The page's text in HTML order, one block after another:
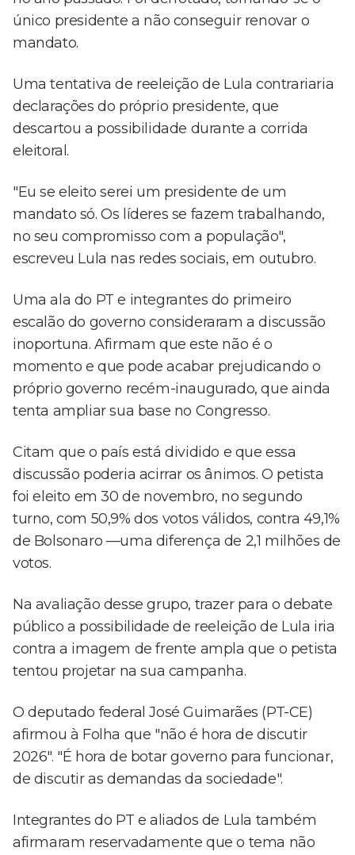
único presidente a não conseguir renovar o
mandato.
Uma tentativa de reeleição de Lula contrariaria
declarações do próprio presidente, que
descartou a possibilidade durante a corrida
eleitoral.
"Eu se eleito serei um presidente de um
mandato só. Os líderes se fazem trabalhando,
no seu compromisso com a população",
escreveu Lula nas redes sociais, em outubro.
Uma ala do PT e integrantes do primeiro
escalão do governo consideraram a discussão
inoportuna. Afirmam que este não é o
momento e que pode acabar prejudicando o
próprio governo recém-inaugurado, que ainda
tenta ampliar sua base no Congresso.
Citam que o país está dividido e que essa
discussão poderia acirrar os ânimos. O petista
foi eleito em 30 de novembro, no segundo
turno, com 50,9% dos votos válidos, contra 49,1%
de Bolsonaro —uma diferença de 2,1 milhões de
votos.
Na avaliação desse grupo, trazer para o debate
público a possibilidade de reeleição de Lula iria
contra a imagem de frente ampla que o petista
tentou projetar na sua campanha.
O deputado federal José Guimarães (PT-CE)
afirmou à Folha que "não é hora de discutir
2026". "É hora de botar governo para funcionar,
de discutir as demandas da sociedade".
Integrantes do PT e aliados de Lula também
afirmaram reservadamente que o tema não